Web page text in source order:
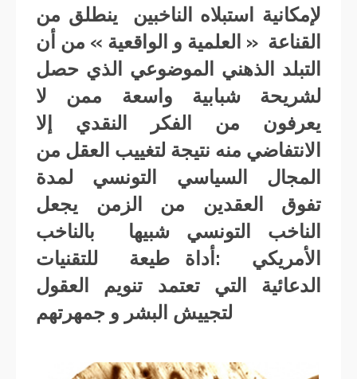
لإمكانية استبلاه الناخبين ينطلق من
القناعة « العلمية و الواقعية » من أن
التبلد الذهني الموضوعي الذي حصل
لشريحة شبابية واسعة ممن لا
يعرفون من الفكر النقدي إلا
الانتفاضي منه نتيجة لتغييب العقل من
المجال السياسي التونسي لمدة
تفوق العقدين من الزمن يجعل
الناخب التونسي شبيها بالناخب
الأمريكي :أداة طيعة للتقنيات
الدعائية التي تعتمد تنويم العقول
لتجييش البشر و جمهرتهم